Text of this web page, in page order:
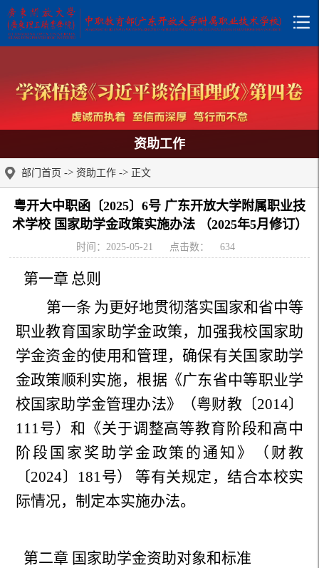
资助工作
部门首页 -> 资助工作 -> 正文
粤开大中职函〔2025〕6号 广东开放大学附属职业技
术学校 国家助学金政策实施办法 （2025年5月修订）
时间：2025-05-21 点击数： 634
第一章 总则
第一条 为更好地贯彻落实国家和省中等
职业教育国家助学金政策，加强我校国家助
学金资金的使用和管理，确保有关国家助学
金政策顺利实施，根据《广东省中等职业学
校国家助学金管理办法》（粤财教〔2014〕
111号）和《关于调整高等教育阶段和高中
阶段国家奖助学金政策的通知》（财教
〔2024〕 181号）
等有关规定，结合本校实
际情况，制定本实施办法。
第二章 国家助学金资助对象和标准